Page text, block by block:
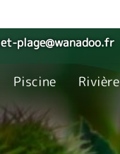
plage@wanadoo.fr
Piscine Rivière